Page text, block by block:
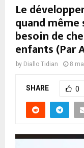
A
R
Le
quand même
besoin de
enfants (Par
by Diallo Tidian 8
SHARE 0